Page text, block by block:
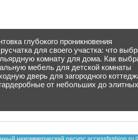
глубокого проникновения
для своего участка: что
комнату для дома. Как
мебель для детской комнаты
дверь для загородного
от небольших до